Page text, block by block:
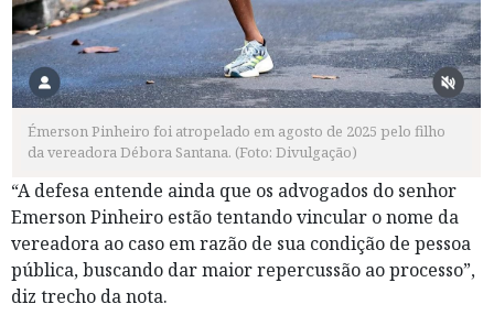
Émerson Pinheiro foi atropelado em agosto de 2025 pelo filho
da vereadora Débora Santana. (Foto: Divulgação)
“A defesa entende ainda que os advogados do senhor
Emerson Pinheiro estão tentando vincular o nome da
vereadora ao caso em razão de sua condição de pessoa
pública, buscando dar maior repercussão ao processo”,
diz trecho da nota.